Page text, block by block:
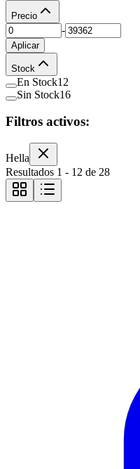
Precio
-
Aplicar
Stock
En Stock12
Sin Stock16
Filtros activos:
Hella
Resultados 1 - 12 de 28